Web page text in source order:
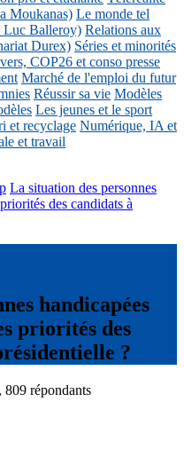
Moukanas) Le monde tel
Luc Balleroy) Relations aux
Durex) Séries et minorités
COP26 et conso presse
Marché de l'emploi du futur
Réussir sa vie Modèles
Les jeunes et le sport
et recyclage Numérique, IA et
et travail
La situation des personnes
des candidats à
handicapées
priorités des
?
809 répondants